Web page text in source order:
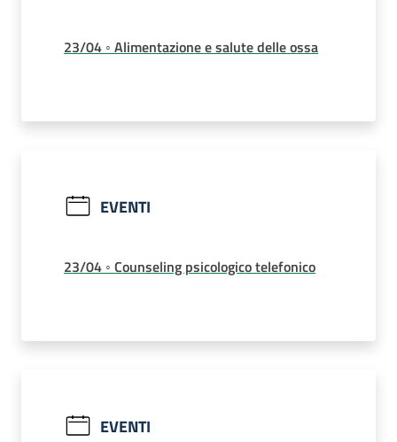
23/04 ◦ Alimentazione e salute delle ossa
EVENTI
23/04 ◦ Counseling psicologico telefonico
EVENTI